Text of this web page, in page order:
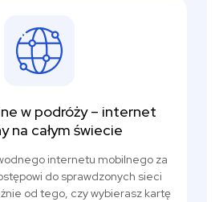
w podróży – internet
na całym świecie
internetu mobilnego za
do sprawdzonych sieci
od tego, czy wybierasz kartę